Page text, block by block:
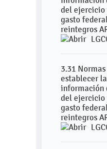
del ejercicio
gasto
reintegros
3.31
establecer
información
del ejercicio
gasto
reintegros